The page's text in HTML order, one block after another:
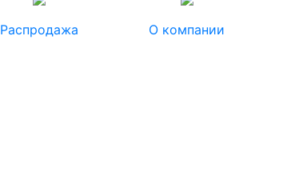
Распродажа О компании